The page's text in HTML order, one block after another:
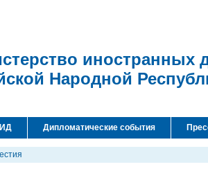
иностранных
Народной
Дипломатические события